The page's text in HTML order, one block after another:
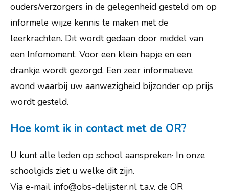
ouders/verzorgers in de gelegenheid gesteld om op
informele wijze kennis te maken met de
leerkrachten. Dit wordt gedaan door middel van
een Infomoment. Voor een klein hapje en een
drankje wordt gezorgd. Een zeer informatieve
avond waarbij uw aanwezigheid bijzonder op prijs
wordt gesteld.
Hoe komt ik in contact met de OR?
U kunt alle leden op school aanspreken· In onze
schoolgids ziet u welke dit zijn.
Via e-mail info@obs-delijster.nl t.a.v. de OR